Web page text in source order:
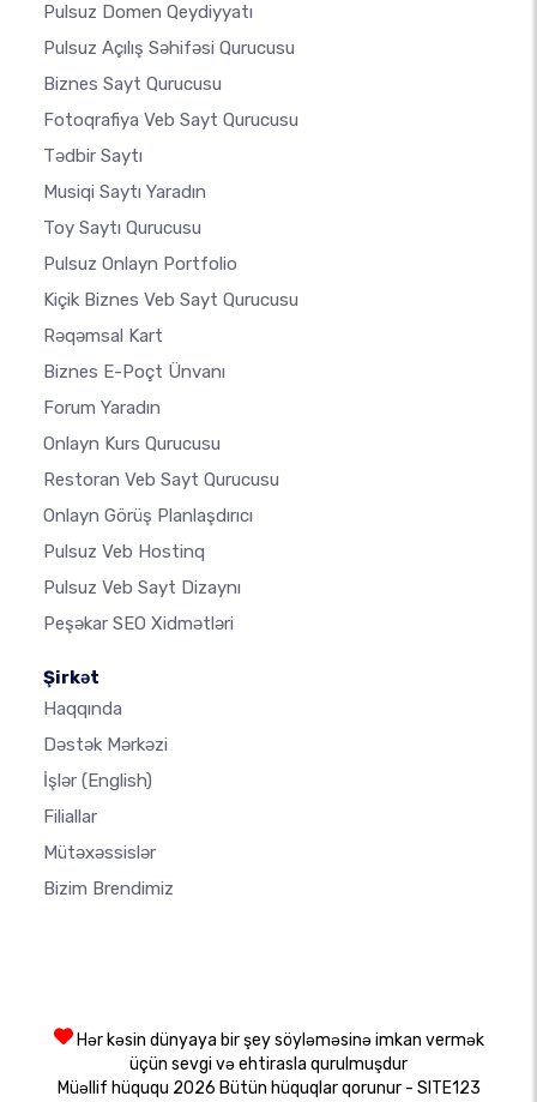
Pulsuz Domen Qeydiyyatı
Pulsuz Açılış Səhifəsi Qurucusu
Biznes Sayt Qurucusu
Fotoqrafiya Veb Sayt Qurucusu
Tədbir Saytı
Musiqi Saytı Yaradın
Toy Saytı Qurucusu
Pulsuz Onlayn Portfolio
Kiçik Biznes Veb Sayt Qurucusu
Rəqəmsal Kart
Biznes E-Poçt Ünvanı
Forum Yaradın
Onlayn Kurs Qurucusu
Restoran Veb Sayt Qurucusu
Onlayn Görüş Planlaşdırıcı
Pulsuz Veb Hostinq
Pulsuz Veb Sayt Dizaynı
Peşəkar SEO Xidmətləri
Şirkət
Haqqında
Dəstək Mərkəzi
İşlər (English)
Filiallar
Mütəxəssislər
Bizim Brendimiz
Hər kəsin dünyaya bir şey söyləməsinə imkan vermək
üçün sevgi və ehtirasla qurulmuşdur
Müəllif hüququ 2026 Bütün hüquqlar qorunur - SITE123